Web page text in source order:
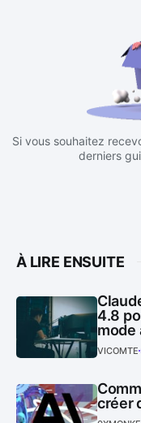
Si vous souhaitez
derniers
À LIRE ENSUITE
4.8
mode
VICOMTE
créer